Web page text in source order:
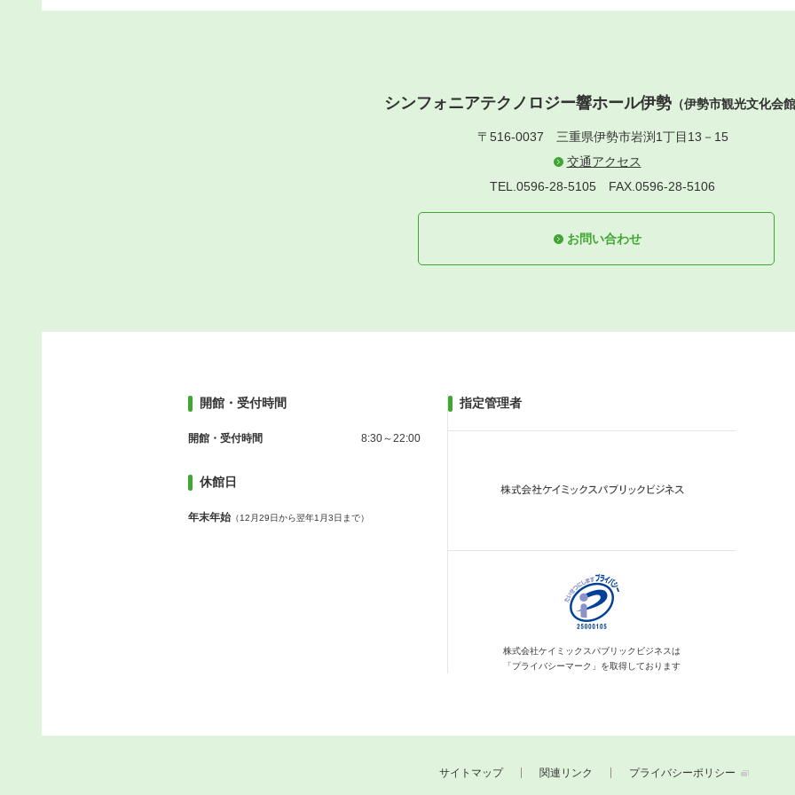
シンフォニアテクノロジー響ホール伊勢 （伊勢市観光文化会
〒516-0037 三重県伊勢市岩渕1丁目13－15
交通アクセス
TEL.0596-28-5105 FAX.0596-28-5106
お問い合わせ
開館・受付時間
開館・受付時間 8:30～22:00
休館日
年末年始 （12月29日から翌年1月3日まで）
指定管理者
株式会社ケイミックス パブリックビジネスは
「プライバシーマーク」を取得しております
サイトマップ 関連リンク プライバシーポリシー